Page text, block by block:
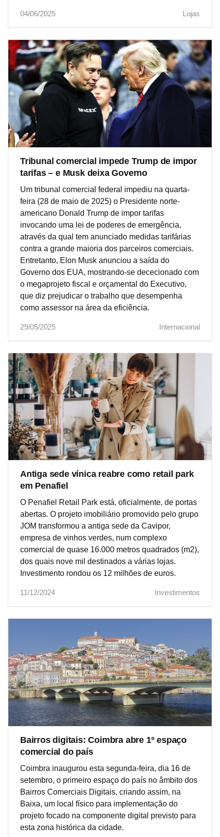
04/06/2025 Lojas
Tribunal comercial impede Trump de impor
tarifas – e Musk deixa Governo
Um tribunal comercial federal impediu na quarta-
feira (28 de maio de 2025) o Presidente norte-
americano Donald Trump de impor tarifas
invocando uma lei de poderes de emergência,
através da qual tem anunciado medidas tarifárias
contra a grande maioria dos parceiros comerciais.
Entretanto, Elon Musk anunciou a saída do
Governo dos EUA, mostrando-se dececionado com
o megaprojeto fiscal e orçamental do Executivo,
que diz prejudicar o trabalho que desempenha
como assessor na área da eficiência.
29/05/2025 Internacional
Antiga sede vínica reabre como retail park
em Penafiel
O Penafiel Retail Park está, oficialmente, de portas
abertas. O projeto imobiliário promovido pelo grupo
JOM transformou a antiga sede da Cavipor,
empresa de vinhos verdes, num complexo
comercial de quase 16.000 metros quadrados (m2),
dos quais nove mil destinados a várias lojas.
Investimento rondou os 12 milhões de euros.
11/12/2024 Investimentos
Bairros digitais: Coimbra abre 1º espaço
comercial do país
Coimbra inaugurou esta segunda-feira, dia 16 de
setembro, o primeiro espaço do país no âmbito dos
Bairros Comerciais Digitais, criando assim, na
Baixa, um local físico para implementação do
projeto focado na componente digital previsto para
esta zona histórica da cidade.